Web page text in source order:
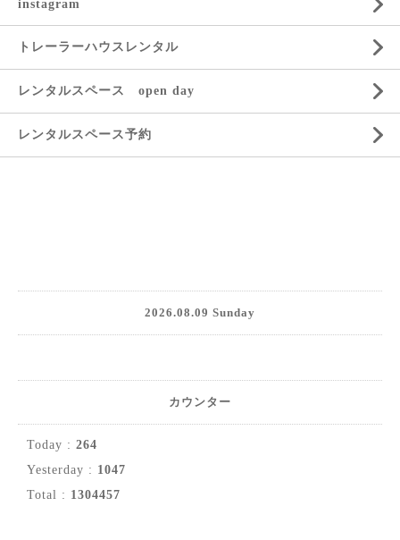
instagram
トレーラーハウスレンタル
レンタルスペース open day
レンタルスペース予約
2026.08.09 Sunday
カウンター
Today : 264
Yesterday : 1047
Total : 1304457